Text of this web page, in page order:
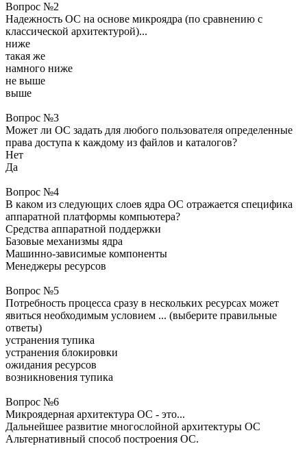
Вопрос №2
Надежность ОС на основе микроядра (по сравнению с
классической архитектурой)...
ниже
такая же
намного ниже
не выше
выше
Вопрос №3
Может ли ОС задать для любого пользователя определенные
права доступа к каждому из файлов и каталогов?
Нет
Да
Вопрос №4
В каком из следующих слоев ядра ОС отражается специфика
аппаратной платформы компьютера?
Средства аппаратной поддержки
Базовые механизмы ядра
Машинно-зависимые компоненты
Менеджеры ресурсов
Вопрос №5
Потребность процесса сразу в нескольких ресурсах может
явиться необходимым условием ... (выберите правильные
ответы)
устранения тупика
устранения блокировки
ожидания ресурсов
возникновения тупика
Вопрос №6
Микроядерная архитектура ОС - это...
Дальнейшее развитие многослойной архитектуры ОС
Альтернативный способ построения ОС.